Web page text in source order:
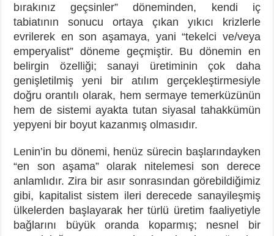
bırakınız geçsinler” döneminden, kendi iç
tabiatının sonucu ortaya çıkan yıkıcı krizlerle
evrilerek en son aşamaya, yani “tekelci ve/veya
emperyalist” döneme geçmiştir. Bu dönemin en
belirgin özelliği; sanayi üretiminin çok daha
genişletilmiş yeni bir atılım gerçekleştirmesiyle
doğru orantılı olarak, hem sermaye temerküzünün
hem de sistemi ayakta tutan siyasal tahakkümün
yepyeni bir boyut kazanmış olmasıdır.
Lenin’in bu dönemi, henüz sürecin başlarındayken
“en son aşama” olarak nitelemesi son derece
anlamlıdır. Zira bir asır sonrasından görebildiğimiz
gibi, kapitalist sistem ileri derecede sanayileşmiş
ülkelerden başlayarak her türlü üretim faaliyetiyle
bağlarını büyük oranda koparmış; nesnel bir